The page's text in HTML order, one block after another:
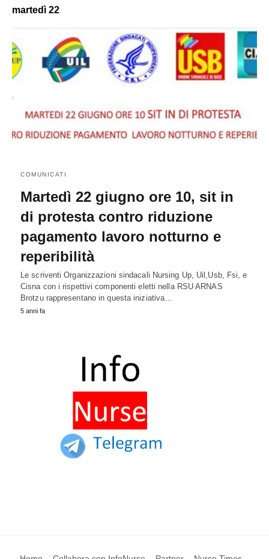
martedì 22
COMUNICATI
Martedì 22 giugno ore 10, sit in
di protesta contro riduzione
pagamento lavoro notturno e
reperibilità
Le scriventi Organizzazioni sindacali Nursing Up, Uil,Usb, Fsi, e
Cisna con i rispettivi componenti eletti nella RSU ARNAS
Brotzu rappresentano in questa iniziativa…
5 anni fa